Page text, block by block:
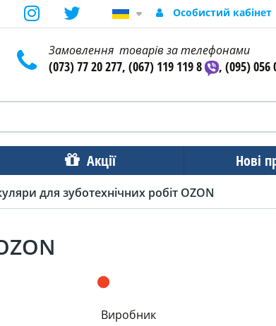
Особистий кабінет
Замовлення товарів за телефонами
(073) 77 20 277, (067) 119 119 8 , (095) 056
Акції Нові
для зуботехнічних робіт OZON
Виробник